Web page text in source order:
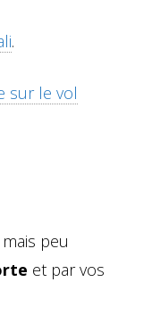
.
sur le vol
peu
et par vos